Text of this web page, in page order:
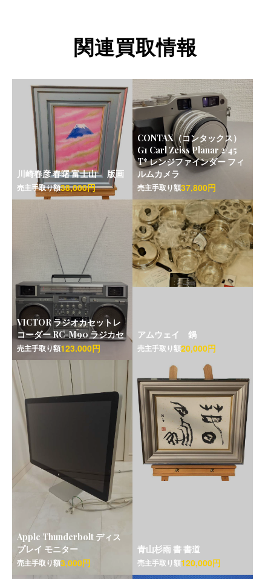
関連買取情報
川崎春彦 春曙 富士山 版画
売主手取り額38,000円
CONTAX（コンタックス）
G1 Carl Zeiss Planar 2/45
T* レンジファインダー フィ
ルムカメラ
売主手取り額37,800円
VICTOR ラジオカセットレ
コーダー RC-M90 ラジカセ
売主手取り額123.000円
アムウェイ 鍋
売主手取り額20,000円
Apple Thunderbolt ディス
プレイ モニター
売主手取り額3,000円
青山杉雨 書 書道
売主手取り額120,000円